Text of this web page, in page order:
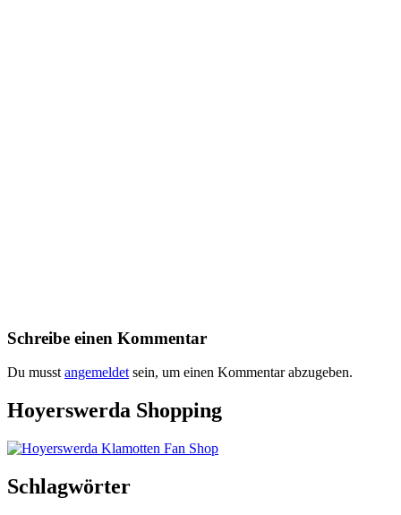
Schreibe einen Kommentar
Du musst angemeldet sein, um einen Kommentar abzugeben.
Hoyerswerda Shopping
Schlagwörter